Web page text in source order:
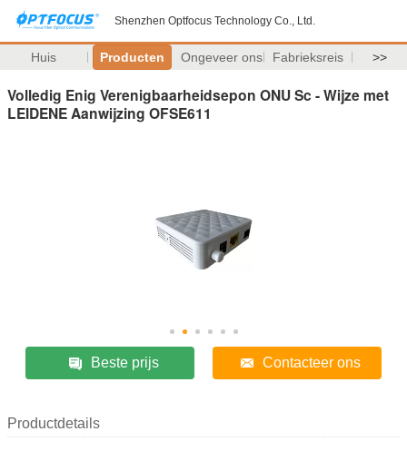
Shenzhen Optfocus Technology Co., Ltd.
Huis Producten Ongeveer ons Fabrieksreis >>
Volledig Enig Verenigbaarheidsepon ONU Sc - Wijze met
LEIDENE Aanwijzing OFSE611
Beste prijs Contacteer ons
Productdetails